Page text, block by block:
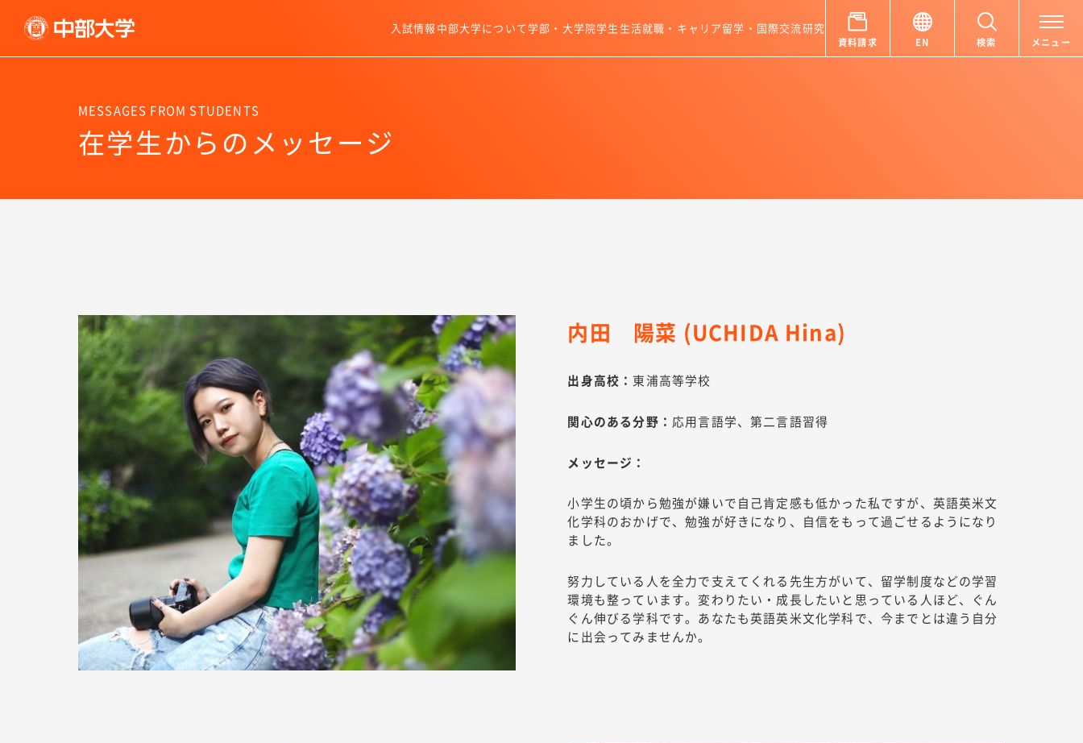
入試情報 中部大学について学部・大学院学生生活就職・キャリア留学・国際交流研究
資料請求 EN 検索 メニュー
MESSAGES FROM STUDENTS
在学生からのメッセージ
内田 陽菜 (UCHIDA Hina)
出身高校： 東浦高等学校
関心のある分野： 応用言語学、第二言語習得
メッセージ：
小学生の頃から勉強が嫌いで自己肯定感も低かった私ですが、英語英米文
化学科のおかげで、勉強が好きになり、自信をもって過ごせるようになり
ました。
努力している人を全力で支えてくれる先生方がいて、留学制度などの学習
環境も整っています。変わりたい・成長したいと思っている人ほど、ぐん
ぐん伸びる学科です。あなたも英語英米文化学科で、今までとは違う自分
に出会ってみませんか。